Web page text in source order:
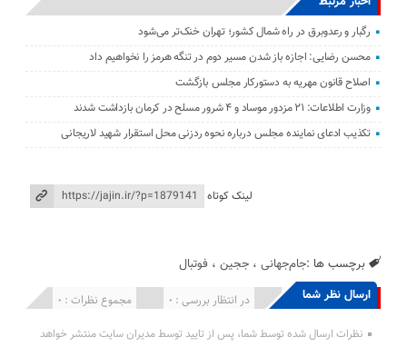
رگبار و رعدوبرق در راه شمال کشور؛ تهران خنک‌تر می‌شود
محسن رضایی: اجازه باز شدن مسیر دوم در تنگه هرمز را نخواهیم داد
اصلاح قانون مهریه به دستورکار مجلس بازگشت
وزارت اطلاعات: ۲۱ مزدور موساد و ۴ شرور مسلح در کرمان بازداشت شدند
تکذیب ادعای نماینده مجلس درباره نحوه ردزنی محل استقرار شهید لاریجانی
لینک کوتاه
برچسب ها :جام‌جهانی ،ججین ، فوتبال
ارسال نظر شما مجموع نظرات : 0 در انتظار بررسی : 0 انتشار یافته : 0
نظرات ارسال شده توسط شما، پس از تایید توسط مدیران سایت منتشر خواهد